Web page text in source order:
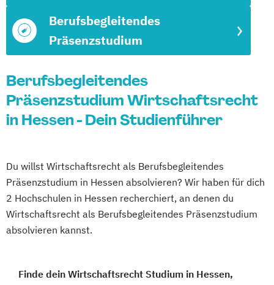
Berufsbegleitendes
Präsenzstudium
Berufsbegleitendes
Präsenzstudium Wirtschaftsrecht
in Hessen - Dein Studienführer
Du willst Wirtschaftsrecht als Berufsbegleitendes
Präsenzstudium in Hessen absolvieren? Wir haben für dich
2 Hochschulen in Hessen recherchiert, an denen du
Wirtschaftsrecht als Berufsbegleitendes Präsenzstudium
absolvieren kannst.
Finde dein Wirtschaftsrecht Studium in Hessen,